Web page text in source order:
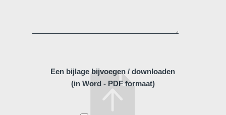
Een bijlage bijvoegen / downloaden
(in Word - PDF formaat)
Voir tous nos hôtels